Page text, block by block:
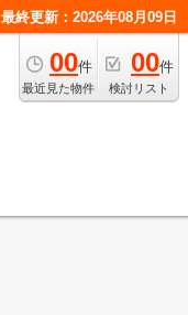
最終更新：2026年08月09日
00件
最近見た物件
00件
検討リスト